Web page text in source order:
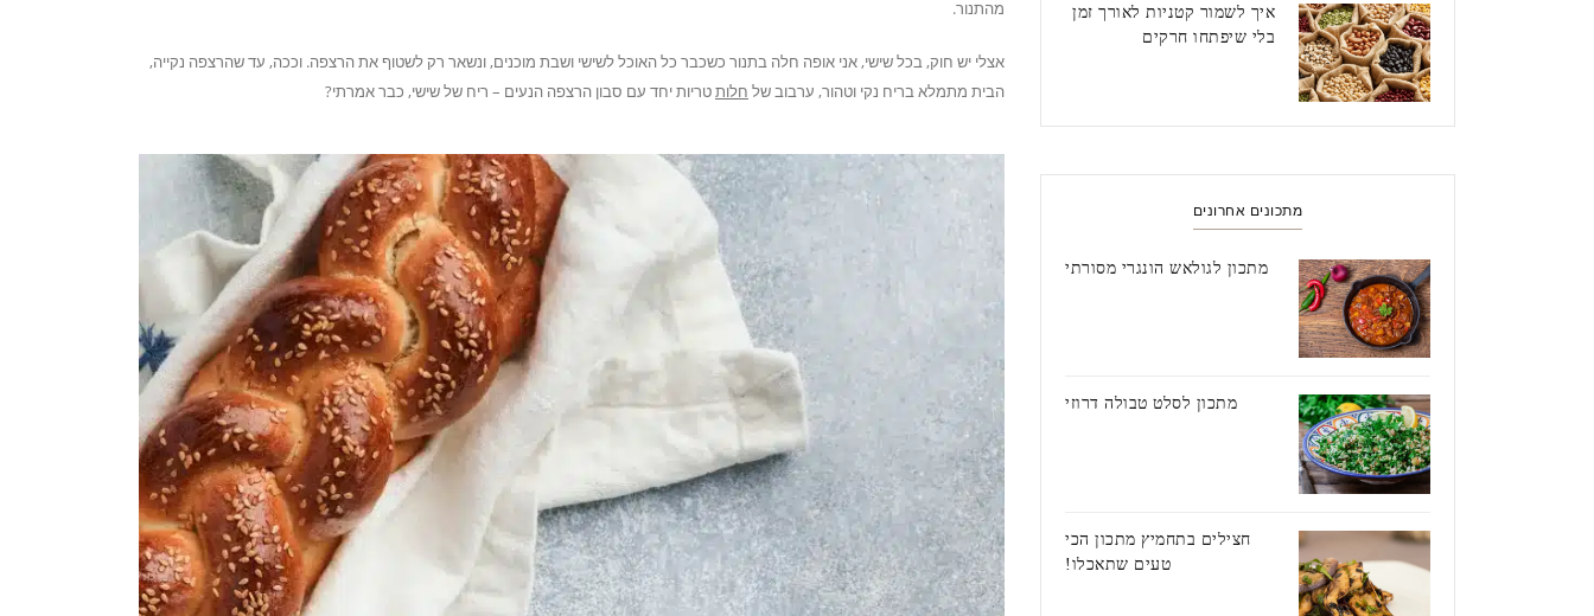
מהתנור.
אצלי יש חוק, בכל שישי, אני אופה חלה בתנור כשכבר כל האוכל לשישי ושבת מוכנים, ונשאר רק לשטוף את הרצפה. וככה, עד שהרצפה נקייה,
הבית מתמלא בריח נקי וטהור, ערבוב של חלותטריות יחד עם סבון הרצפה הנעים – ריח של שישי, כבר אמרתי?
איך לשמור קטניות לאורך זמן
בלי שיפתחו חרקים
מתכונים אחרונים
מתכון לגולאש הונגרי מסורתי
מתכון לסלט טבולה דרוזי
חצילים בתחמיץ מתכון הכי
טעים שתאכלו!